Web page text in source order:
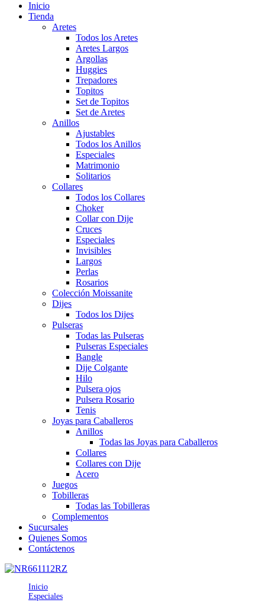
Inicio
Tienda
Aretes
Todos los Aretes
Aretes Largos
Argollas
Huggies
Trepadores
Topitos
Set de Topitos
Set de Aretes
Anillos
Ajustables
Todos los Anillos
Especiales
Matrimonio
Solitarios
Collares
Todos los Collares
Choker
Collar con Dije
Cruces
Especiales
Invisibles
Largos
Perlas
Rosarios
Colección Moissanite
Dijes
Todos los Dijes
Pulseras
Todas las Pulseras
Pulseras Especiales
Bangle
Dije Colgante
Hilo
Pulsera ojos
Pulsera Rosario
Tenis
Joyas para Caballeros
Anillos
Todas las Joyas para Caballeros
Collares
Collares con Dije
Acero
Juegos
Tobilleras
Todas las Tobilleras
Complementos
Sucursales
Quienes Somos
Contáctenos
Inicio
Especiales